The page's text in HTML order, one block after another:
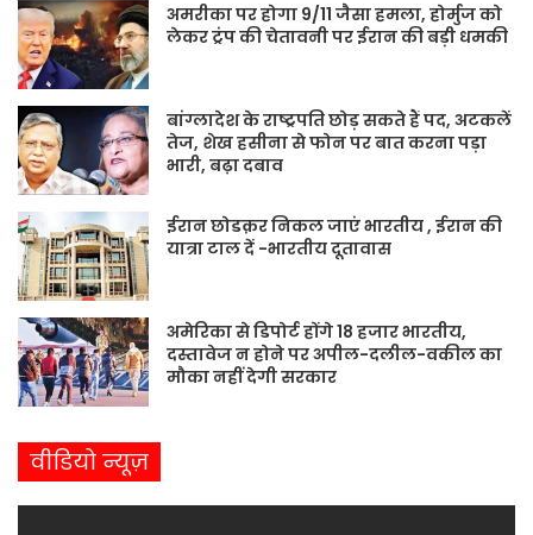
अमरीका पर होगा 9/11 जैसा हमला, होर्मुज को
लेकर ट्रंप की चेतावनी पर ईरान की बड़ी धमकी
बांग्लादेश के राष्ट्रपति छोड़ सकते हैं पद, अटकलें
तेज, शेख हसीना से फोन पर बात करना पड़ा
भारी, बढ़ा दबाव
ईरान छोडक़र निकल जाएं भारतीय , ईरान की
यात्रा टाल दें -भारतीय दूतावास
अमेरिका से डिपोर्ट होंगे 18 हजार भारतीय,
दस्तावेज न होने पर अपील-दलील-वकील का
मौका नहीं देगी सरकार
वीडियो न्यूज़